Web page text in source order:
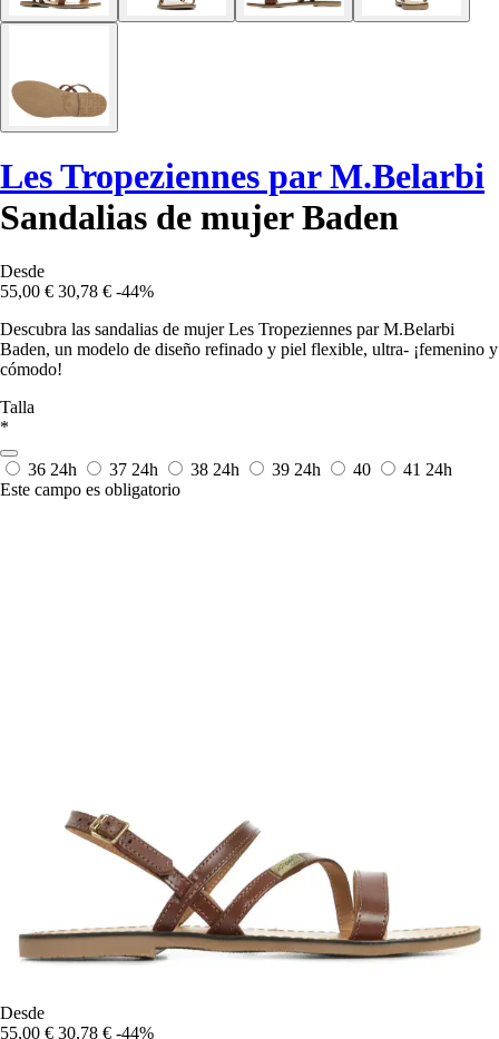
Les Tropeziennes par M.Belarbi
Sandalias de mujer Baden
Desde
55,00 € 30,78 € -44%
Descubra las sandalias de mujer Les Tropeziennes par M.Belarbi
Baden, un modelo de diseño refinado y piel flexible, ultra- ¡femenino y
cómodo!
Talla
*
36 24h 37 24h 38 24h 39 24h 40 41 24h
Este campo es obligatorio
Desde
55,00 € 30,78 € -44%